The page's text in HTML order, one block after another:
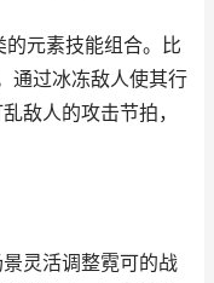
元素技能组合。比
通过冰冻敌人使其行
敌人的攻击节拍，
灵活调整霓可的战